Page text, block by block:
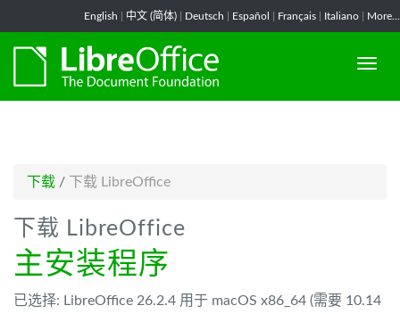
English 中文 (简体) Deutsch Español Français Italiano More...
下载 / 下载 LibreOffice
下载 LibreOffice
主安装程序
已选择: LibreOffice 26.2.4 用于 macOS x86_64 (需要 10.14